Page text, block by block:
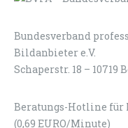
Bundesverband
Bildanbieter e.V.
Schaperstr. 18 – 10719
Beratungs-Hotline
(0,69 EURO/Minute)